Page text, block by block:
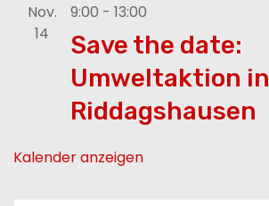
Nov.
14
9:00 - 13:00
Save the date:
Umweltaktion in
Riddagshausen
Kalender anzeigen